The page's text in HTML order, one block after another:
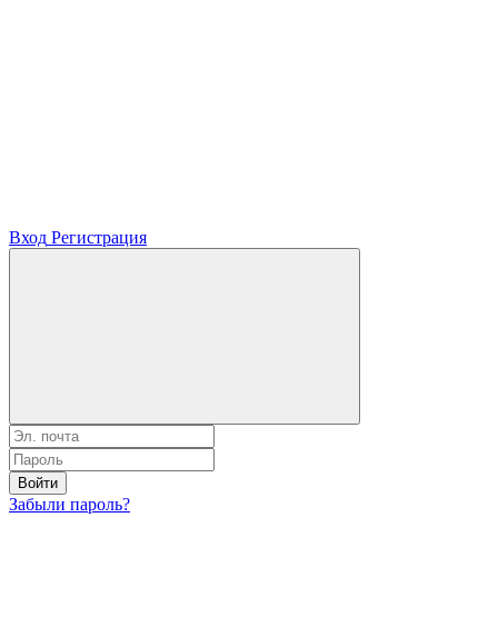
Вход Регистрация
Войти
Забыли пароль?